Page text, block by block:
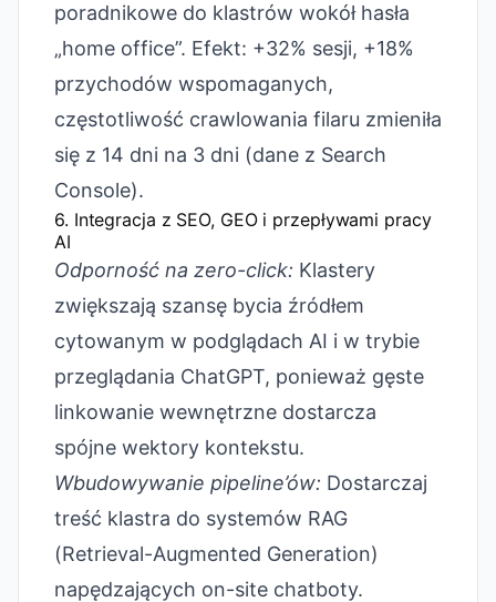
poradnikowe do klastrów wokół hasła
„home office”. Efekt: +32% sesji, +18%
przychodów wspomaganych,
częstotliwość crawlowania filaru zmieniła
się z 14 dni na 3 dni (dane z Search
Console).
6. Integracja z SEO, GEO i przepływami pracy
AI
Odporność na zero-click: Klastery
zwiększają szansę bycia źródłem
cytowanym w podglądach AI i w trybie
przeglądania ChatGPT, ponieważ gęste
linkowanie wewnętrzne dostarcza
spójne wektory kontekstu.
Wbudowywanie pipeline’ów: Dostarczaj
treść klastra do systemów RAG
(Retrieval-Augmented Generation)
napędzających on-site chatboty.